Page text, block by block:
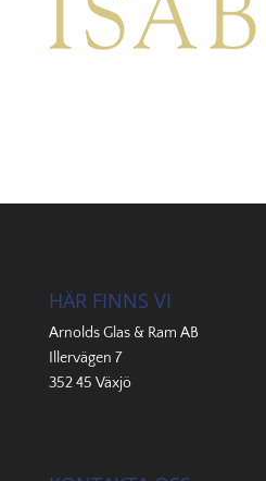
HÄR FINNS VI
Arnolds Glas & Ram AB
Illervägen 7
352 45 Växjö